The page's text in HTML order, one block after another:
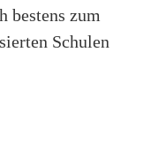
bestens zum
Schulen